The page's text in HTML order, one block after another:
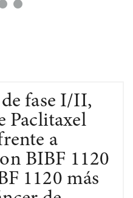
fase I/II,
Paclitaxel
a
BIBF 1120
1120 más